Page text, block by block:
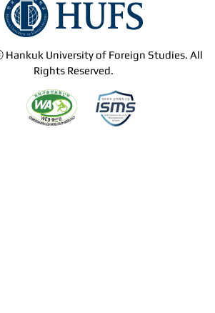
Hankuk University of Foreign Studies. All
Rights Reserved.